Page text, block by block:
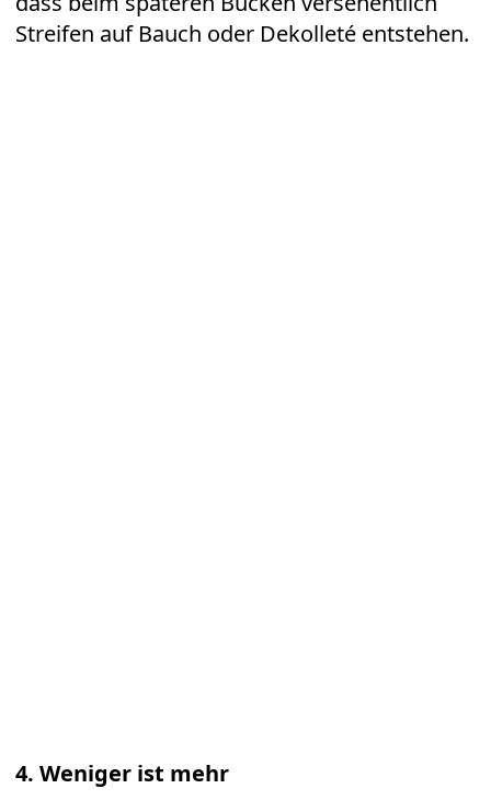
Streifen auf Bauch oder Dekolleté entstehen.
4. Weniger ist mehr